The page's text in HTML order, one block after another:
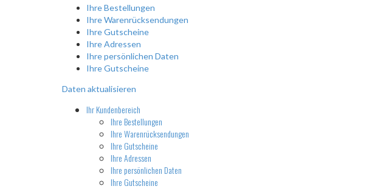
Ihre Bestellungen
Ihre Warenrücksendungen
Ihre Gutscheine
Ihre Adressen
Ihre persönlichen Daten
Ihre Gutscheine
Daten aktualisieren
Ihr Kundenbereich
Ihre Bestellungen
Ihre Warenrücksendungen
Ihre Gutscheine
Ihre Adressen
Ihre persönlichen Daten
Ihre Gutscheine